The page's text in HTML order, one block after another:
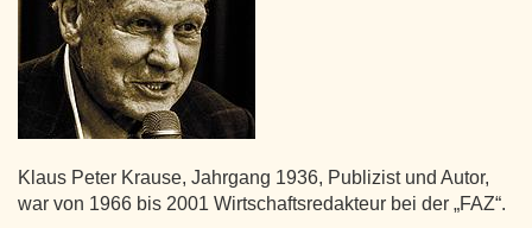
Klaus Peter Krause, Jahrgang 1936, Publizist und Autor,
war von 1966 bis 2001 Wirtschaftsredakteur bei der „FAZ“.